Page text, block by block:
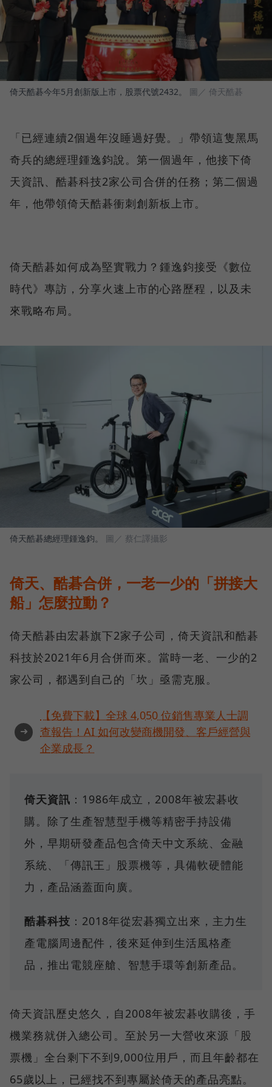
倚天酷碁今年5月創新版上市，股票代號2432。 圖／ 倚天酷碁
「已經連續2個過年沒睡過好覺。」帶領這隻黑馬
奇兵的總經理鍾逸鈞說。第一個過年，他接下倚
天資訊、酷碁科技2家公司合併的任務；第二個過
年，他帶領倚天酷碁衝刺創新板上市。
倚天酷碁如何成為堅實戰力？鍾逸鈞接受《數位
時代》專訪，分享火速上市的心路歷程，以及未
來戰略布局。
倚天酷碁總經理鍾逸鈞。 圖／ 蔡仁譯攝影
倚天、酷碁合併，一老一少的「拼接大
船」怎麼拉動？
倚天酷碁由宏碁旗下2家子公司，倚天資訊和酷碁
科技於2021年6月合併而來。當時一老、一少的2
家公司，都遇到自己的「坎」亟需克服。
➜
【免費下載】全球 4,050 位銷售專業人士調
查報告！AI 如何改變商機開發、客戶經營與
企業成長？
倚天資訊 ：1986年成立，2008年被宏碁收
購。除了生產智慧型手機等精密手持設備
外，早期研發產品包含倚天中文系統、金融
系統、「傳訊王」股票機等，具備軟硬體能
力，產品涵蓋面向廣。
酷碁科技 ：2018年從宏碁獨立出來，主力生
產電腦周邊配件，後來延伸到生活風格產
品，推出電競座艙、智慧手環等創新產品。
倚天資訊歷史悠久，自2008年被宏碁收購後，手
機業務就併入總公司。至於另一大營收來源「股
票機」全台剩下不到9,000位用戶，而且年齡都在
65歲以上，已經找不到專屬於倚天的產品亮點。